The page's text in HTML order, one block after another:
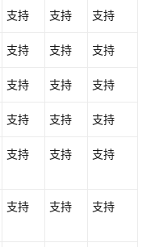
支持 支持 支持
支持 支持 支持
支持 支持 支持
支持 支持 支持
支持 支持 支持
支持 支持 支持